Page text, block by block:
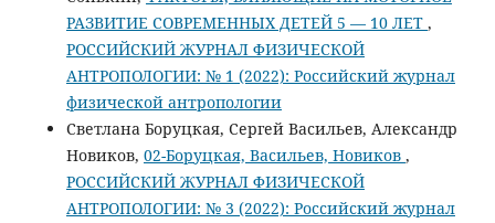
РАЗВИТИЕ СОВРЕМЕННЫХ ДЕТЕЙ 5 — 10 ЛЕТ ,
РОССИЙСКИЙ ЖУРНАЛ ФИЗИЧЕСКОЙ
АНТРОПОЛОГИИ: № 1 (2022): Российский журнал
физической антропологии
Светлана Боруцкая, Сергей Васильев, Александр
Новиков, 02-Боруцкая, Васильев, Новиков ,
РОССИЙСКИЙ ЖУРНАЛ ФИЗИЧЕСКОЙ
АНТРОПОЛОГИИ: № 3 (2022): Российский журнал